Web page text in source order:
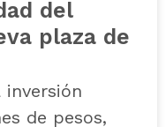
del
plaza de
de pesos,